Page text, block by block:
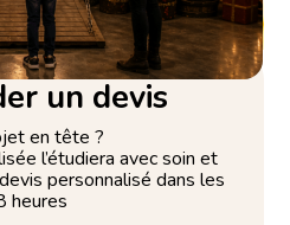
un devis
en tête ?
l’étudiera avec soin et
personnalisé dans les
heures